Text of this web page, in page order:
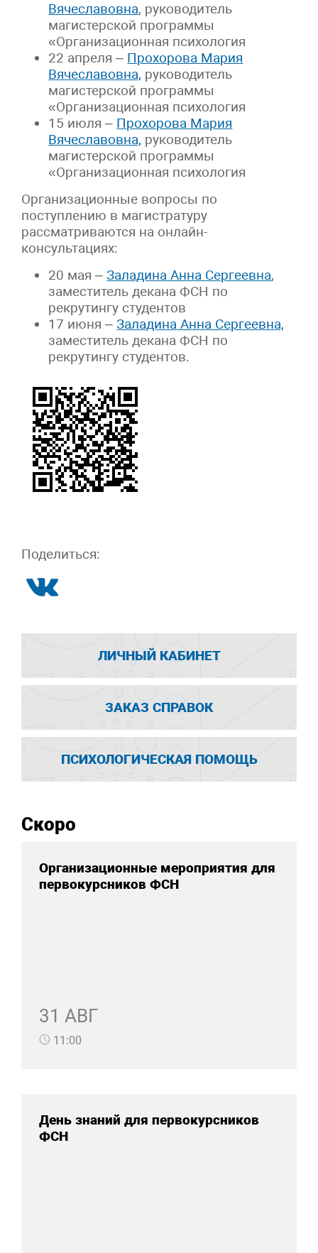
Вячеславовна, руководитель
магистерской программы
«Организационная психология
22 апреля – Прохорова Мария
Вячеславовна, руководитель
магистерской программы
«Организационная психология
15 июля – Прохорова Мария
Вячеславовна, руководитель
магистерской программы
«Организационная психология
Организационные вопросы по
поступлению в магистратуру
рассматриваются на онлайн-
консультациях:
20 мая –Заладина Анна Сергеевна,
заместитель декана ФСН по
рекрутингу студентов
17 июня –Заладина Анна Сергеевна,
заместитель декана ФСН по
рекрутингу студентов.
Поделиться:
ЛИЧНЫЙ КАБИНЕТ
ЗАКАЗ СПРАВОК
ПСИХОЛОГИЧЕСКАЯ ПОМОЩЬ
Скоро
Организационные мероприятия для
первокурсников ФСН
31 АВГ
11:00
День знаний для первокурсников
ФСН